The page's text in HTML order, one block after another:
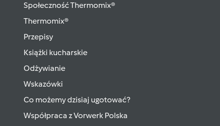
Społeczność Thermomix®
Thermomix®
Przepisy
Książki kucharskie
Odżywianie
Wskazówki
Co możemy dzisiaj ugotować?
Współpraca z Vorwerk Polska